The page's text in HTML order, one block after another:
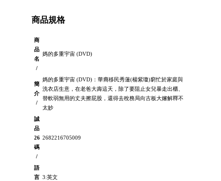
商品規格
商
品
名
/
媽的多重宇宙 (DVD)
簡
介
/
媽的多重宇宙 (DVD)：華裔移民秀蓮(楊紫瓊)窮忙於家庭與
洗衣店生意，在老爸大壽這天，除了要阻止女兒暴走出櫃、
替軟弱無用的丈夫擦屁股，還得去稅務局向古板大嬸解釋不
太妙
誠
品
26
碼
/
2682216705009
語
言 3:英文